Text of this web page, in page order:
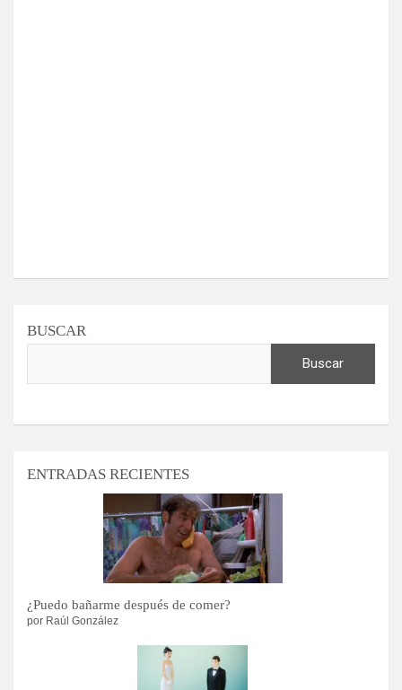
BUSCAR
Buscar
ENTRADAS RECIENTES
¿Puedo bañarme después de comer?
por Raúl González